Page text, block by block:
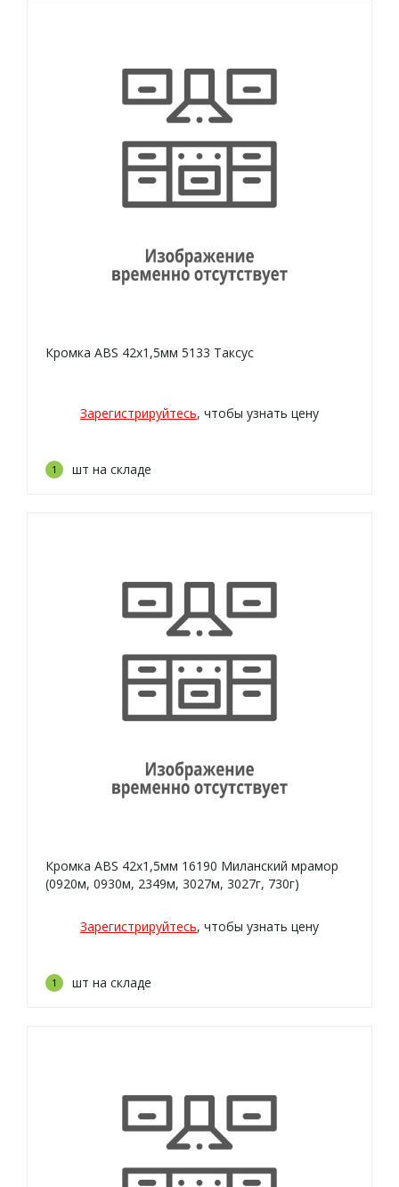
Кромка ABS 42х1,5мм 5133 Таксус
Зарегистрируйтесь, чтобы узнать цену
1 шт на складе
Кромка ABS 42х1,5мм 16190 Миланский мрамор
(0920м, 0930м, 2349м, 3027м, 3027г, 730г)
Зарегистрируйтесь, чтобы узнать цену
1 шт на складе